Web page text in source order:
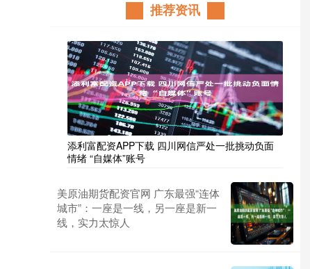
推荐资讯
添利富配资APP下载 四川网信严处一批挑动负面
情绪 “自媒体”账号
美原油期货配资官网 广东最强“连体
城市”：一座是一线，另一座是新一
线，实力太惊人